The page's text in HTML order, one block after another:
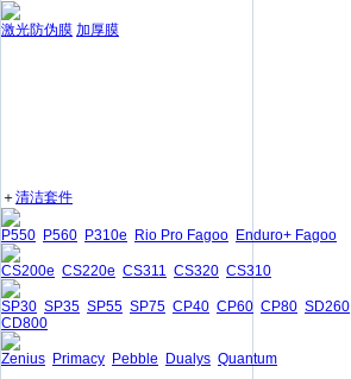
激光防伪膜 加厚膜
＋清洁套件
P550 P560 P310e Rio Pro Fagoo Enduro+ Fagoo
CS200e CS220e CS311 CS320 CS310
SP30 SP35 SP55 SP75 CP40 CP60 CP80 SD260
CD800
Zenius Primacy Pebble Dualys Quantum